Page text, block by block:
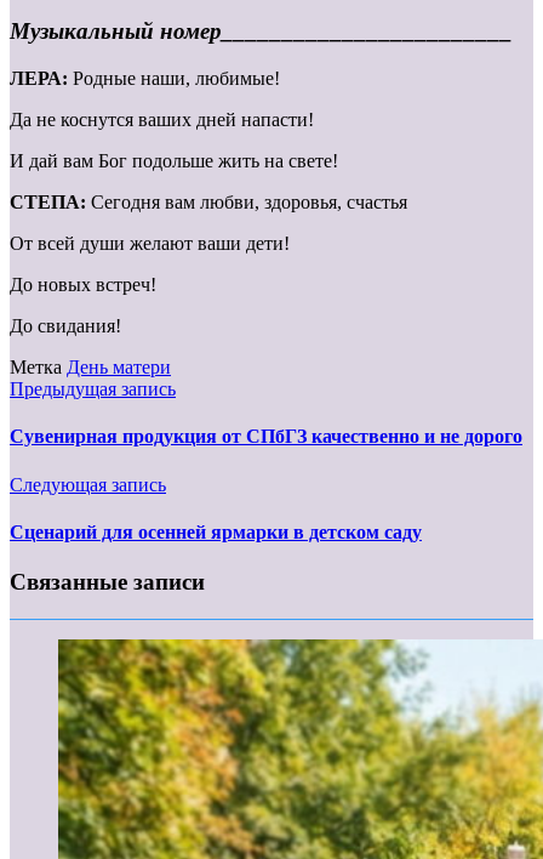
Музыкальный номер________________________
ЛЕРА: Родные наши, любимые!
Да не коснутся ваших дней напасти!
И дай вам Бог подольше жить на свете!
СТЕПА: Сегодня вам любви, здоровья, счастья
От всей души желают ваши дети!
До новых встреч!
До свидания!
Метка День матери
Предыдущая запись
Сувенирная продукция от СПбГЗ качественно и не дорого
Следующая запись
Сценарий для осенней ярмарки в детском саду
Связанные записи